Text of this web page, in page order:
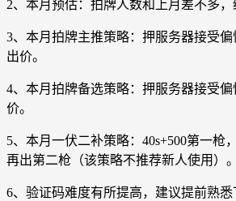
2、本月预估：拍牌人数和上月差不多，
3、本月拍牌主推策略：押服务器接受偏
出价。
4、本月拍牌备选策略：押服务器接受偏
价。
5、本月一伏二补策略：40s+500第一枪
再出第二枪（该策略不推荐新人使用）。
6、验证码难度有所提高，建议提前熟悉